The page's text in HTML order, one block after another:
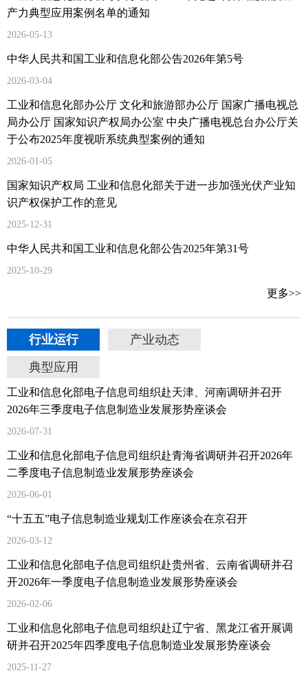
更多>>
产力典型应用案例名单的通知
2026-05-13
中华人民共和国工业和信息化部公告2026年第5号
2026-03-04
工业和信息化部办公厅 文化和旅游部办公厅 国家广播电视总
局办公厅 国家知识产权局办公室 中央广播电视总台办公厅关
于公布2025年度视听系统典型案例的通知
2026-01-05
国家知识产权局 工业和信息化部关于进一步加强光伏产业知
识产权保护工作的意见
2025-12-31
中华人民共和国工业和信息化部公告2025年第31号
2025-10-29
行业运行
产业动态
典型应用
工业和信息化部电子信息司组织赴天津、河南调研并召开
2026年三季度电子信息制造业发展形势座谈会
2026-07-31
工业和信息化部电子信息司组织赴青海省调研并召开2026年
二季度电子信息制造业发展形势座谈会
2026-06-01
“十五五”电子信息制造业规划工作座谈会在京召开
2026-03-12
工业和信息化部电子信息司组织赴贵州省、云南省调研并召
开2026年一季度电子信息制造业发展形势座谈会
2026-02-06
工业和信息化部电子信息司组织赴辽宁省、黑龙江省开展调
研并召开2025年四季度电子信息制造业发展形势座谈会
2025-11-27